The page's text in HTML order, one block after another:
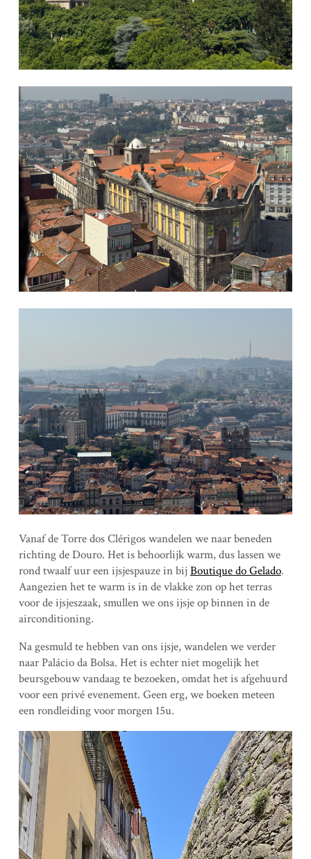
Vanaf de Torre dos Clérigos wandelen we naar beneden
richting de Douro. Het is behoorlijk warm, dus lassen we
rond twaalf uur een ijsjespauze in bijBoutique do Gelado.
Aangezien het te warm is in de vlakke zon op het terras
voor de ijsjeszaak, smullen we ons ijsje op binnen in de
airconditioning.
Na gesmuld te hebben van ons ijsje, wandelen we verder
naar Palácio da Bolsa. Het is echter niet mogelijk het
beursgebouw vandaag te bezoeken, omdat het is afgehuurd
voor een privé evenement. Geen erg, we boeken meteen
een rondleiding voor morgen 15u.